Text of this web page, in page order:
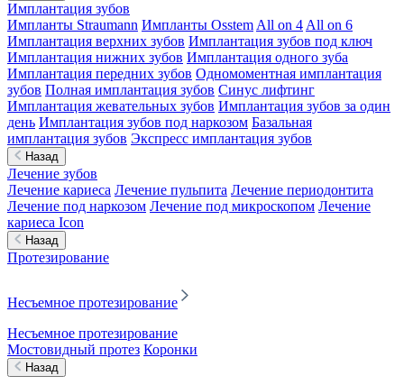
Имплантация зубов
Импланты Straumann Импланты Osstem All on 4 All on 6
Имплантация верхних зубов Имплантация зубов под ключ
Имплантация нижних зубов Имплантация одного зуба
Имплантация передних зубов Одномоментная имплантация
зубов Полная имплантация зубов Синус лифтинг
Имплантация жевательных зубов Имплантация зубов за один
день Имплантация зубов под наркозом Базальная
имплантация зубов Экспресс имплантация зубов
Назад
Лечение зубов
Лечение кариеса Лечение пульпита Лечение периодонтита
Лечение под наркозом Лечение под микроскопом Лечение
кариеса Icon
Назад
Протезирование
Несъемное протезирование
Несъемное протезирование
Мостовидный протез Коронки
Назад